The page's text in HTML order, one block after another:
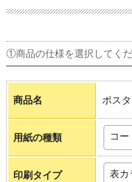
①商品の仕様を選択してくだ
商品名 ポス
用紙の種類 コ
印刷タイプ 表カ